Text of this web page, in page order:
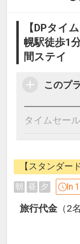
【DPタイ
幌駅徒歩1
間ステイ
このプ
タイムセール
イを叶える
■観光にもビ
ス】
・JR札幌駅
・地下街
【スタンダー
朝 昼 夕 In
旅行代金 （2